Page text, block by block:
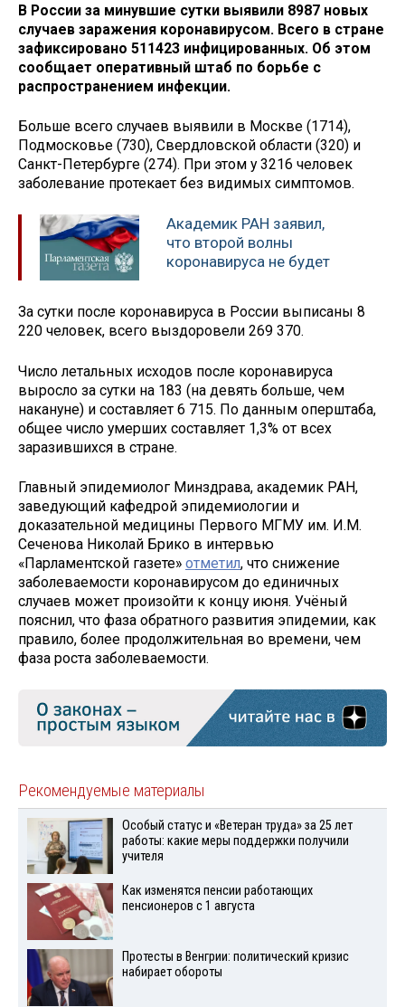
В России за минувшие сутки выявили 8987 новых
случаев заражения коронавирусом. Всего в стране
зафиксировано 511423 инфицированных. Об этом
сообщает оперативный штаб по борьбе с
распространением инфекции.
Больше всего случаев выявили в Москве (1714),
Подмосковье (730), Свердловской области (320) и
Санкт-Петербурге (274). При этом у 3216 человек
заболевание протекает без видимых симптомов.
Академик РАН заявил,
что второй волны
коронавируса не будет
За сутки после коронавируса в России выписаны 8
220 человек, всего выздоровели 269 370.
Число летальных исходов после коронавируса
выросло за сутки на 183 (на девять больше, чем
накануне) и составляет 6 715. По данным оперштаба,
общее число умерших составляет 1,3% от всех
заразившихся в стране.
Главный эпидемиолог Минздрава, академик РАН,
заведующий кафедрой эпидемиологии и
доказательной медицины Первого МГМУ им. И.М.
Сеченова Николай Брико в интервью
«Парламентской газете» отметил, что снижение
заболеваемости коронавирусом до единичных
случаев может произойти к концу июня. Учёный
пояснил, что фаза обратного развития эпидемии, как
правило, более продолжительная во времени, чем
фаза роста заболеваемости.
Рекомендуемые материалы
Особый статус и «Ветеран труда» за 25 лет
работы: какие меры поддержки получили
учителя
Как изменятся пенсии работающих
пенсионеров с 1 августа
Протесты в Венгрии: политический кризис
набирает обороты